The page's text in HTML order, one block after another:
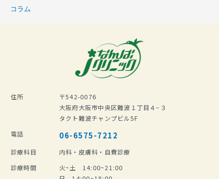
コラム
住所
〒542-0076
大阪府大阪市中央区難波１丁目４−３
タクト難波チャンプビル5F
電話
06-6575-7212
診療科目
内科・皮膚科・自費診療
診療時間
火~土 14:00~21:00